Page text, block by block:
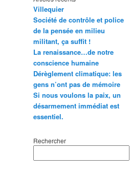
Villequier
Société de contrôle et police
de la pensée en milieu
militant, ça suffit !
La renaissance…de notre
conscience humaine
Dérèglement climatique: les
gens n’ont pas de mémoire
Si nous voulons la paix, un
désarmement immédiat est
essentiel.
Rechercher